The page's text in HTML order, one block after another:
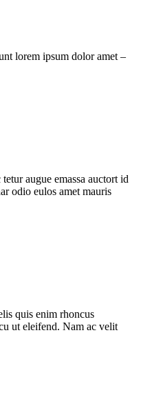
lorem ipsum dolor amet –
augue emassa auctort id
odio eulos amet mauris
quis enim rhoncus
ut eleifend. Nam ac velit